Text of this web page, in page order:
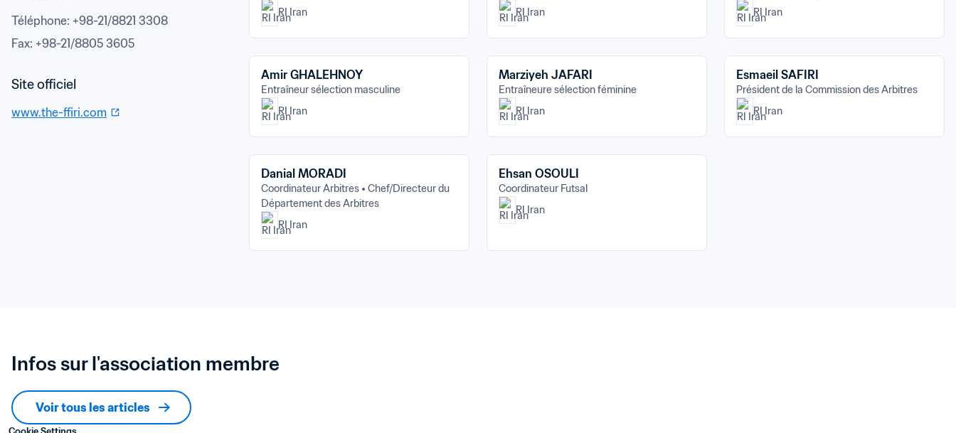
Téléphone: +98-21/8821 3308
Fax: +98-21/8805 3605
www.the-ffiri.com
RI Iran
RI Iran
RI Iran
Amir GHALEHNOY
Entraîneur sélection masculine
RI Iran
Marziyeh JAFARI
Entraîneure sélection féminine
RI Iran
Esmaeil SAFIRI
Président de la Commission des Arbitres
RI Iran
Danial MORADI
Coordinateur Arbitres
Chef/Directeur du
Département des Arbitres
RI Iran
Ehsan OSOULI
Coordinateur Futsal
RI Iran
Infos sur l'association membre
Voir tous les articles